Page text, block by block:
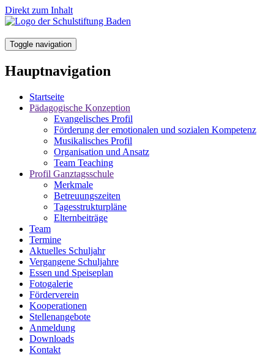
Direkt zum Inhalt
Toggle navigation
Hauptnavigation
Startseite
Pädagogische Konzeption
Evangelisches Profil
Förderung der emotionalen und sozialen Kompetenz
Musikalisches Profil
Organisation und Ansatz
Team Teaching
Profil Ganztagsschule
Merkmale
Betreuungszeiten
Tagesstrukturpläne
Elternbeiträge
Team
Termine
Aktuelles Schuljahr
Vergangene Schuljahre
Essen und Speiseplan
Fotogalerie
Förderverein
Kooperationen
Stellenangebote
Anmeldung
Downloads
Kontakt